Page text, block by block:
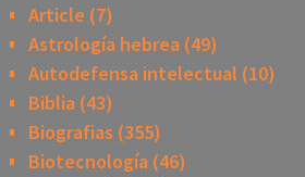
Article (7)
Astrología hebrea(49)
Autodefensa intelectual (10)
Biblia(43)
Biografias (355)
Biotecnología(46)